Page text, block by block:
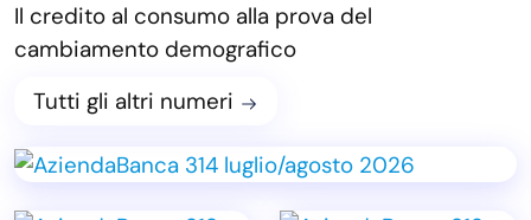
Il credito al consumo alla prova del
cambiamento demografico
Tutti gli altri numeri